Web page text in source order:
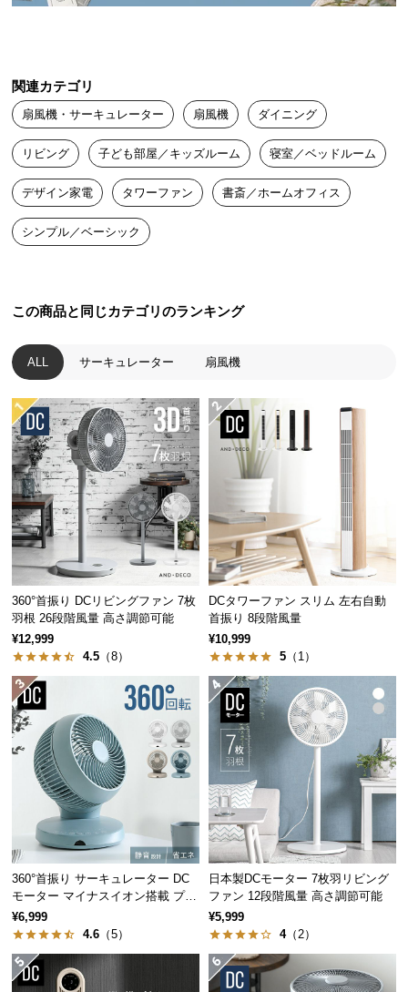
中
の
配
送
に
い
て
商
品
の
配
に
つ
い
て
開
梱
設
サ
ー
ビ
ス
に
つ
て
搬
経
路
に
つ
い
て
返
関連カテゴリ
扇風機・サーキュレーター 扇風機 ダイニング
リビング 子ども部屋／キッズルーム 寝室／ベッドルーム
デザイン家電 タワーファン 書斎／ホームオフィス
シンプル／ベーシック
この商品と同じカテゴリのランキング
ALL サーキュレーター 扇風機
360°首振り DCリビングファン 7枚
羽根 26段階風量 高さ調節可能
¥12,999
4.5 （8）
DCタワーファン スリム 左右自動
首振り 8段階風量
¥10,999
5 （1）
360°首振り サーキュレーター DC
モーター マイナスイオン搭載 プレ
ミアムタイプ
¥6,999
4.6 （5）
日本製DCモーター 7枚羽リビング
ファン 12段階風量 高さ調節可能
¥5,999
4（2）